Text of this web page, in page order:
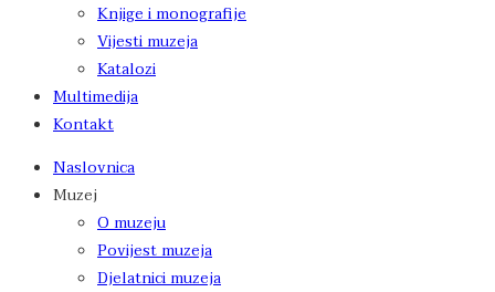
Knjige i monografije
Vijesti muzeja
Katalozi
Multimedija
Kontakt
Naslovnica
Muzej
O muzeju
Povijest muzeja
Djelatnici muzeja